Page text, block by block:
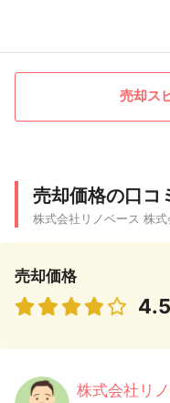
売却ス
売却価格の口コ
株式会社リノベース 株
売却価格
4.5
株式会社リ